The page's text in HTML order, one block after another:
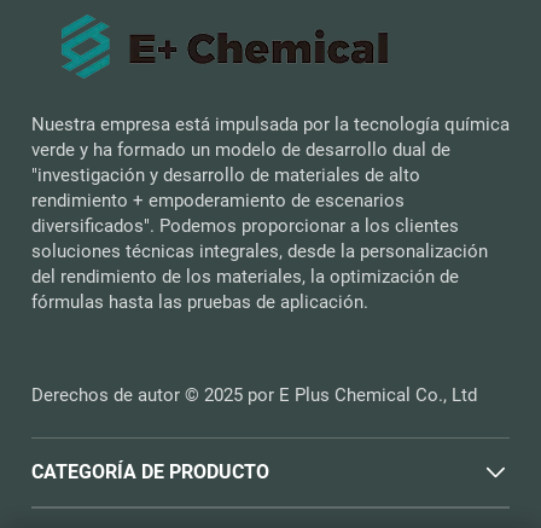
Nuestra empresa está impulsada por la tecnología química
verde y ha formado un modelo de desarrollo dual de
"investigación y desarrollo de materiales de alto
rendimiento + empoderamiento de escenarios
diversificados". Podemos proporcionar a los clientes
soluciones técnicas integrales, desde la personalización
del rendimiento de los materiales, la optimización de
fórmulas hasta las pruebas de aplicación.
Derechos de autor © 2025 por E Plus Chemical Co., Ltd
CATEGORÍA DE PRODUCTO